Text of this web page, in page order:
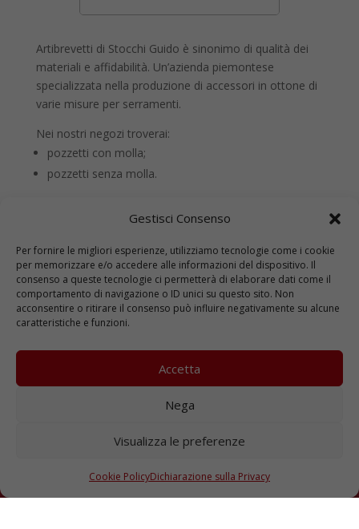
Gestisci Consenso
Per fornire le migliori esperienze, utilizziamo tecnologie come i cookie
per memorizzare e/o accedere alle informazioni del dispositivo. Il
consenso a queste tecnologie ci permetterà di elaborare dati come il
comportamento di navigazione o ID unici su questo sito. Non
acconsentire o ritirare il consenso può influire negativamente su alcune
caratteristiche e funzioni.
Accetta
Nega
Visualizza le preferenze
Cookie PolicyDichiarazione sulla Privacy
Artibrevetti di Stocchi Guido è sinonimo di qualità dei
materiali e affidabilità. Un’azienda piemontese
specializzata nella produzione di accessori in ottone di
varie misure per serramenti.
Nei nostri negozi troverai:
pozzetti con molla;
pozzetti senza molla.
Interessato alle nostre
iniziative e promozioni?
aggiornato sugli eventi che organizziamo
ISCRIVITI ALLA NEWSLETTER